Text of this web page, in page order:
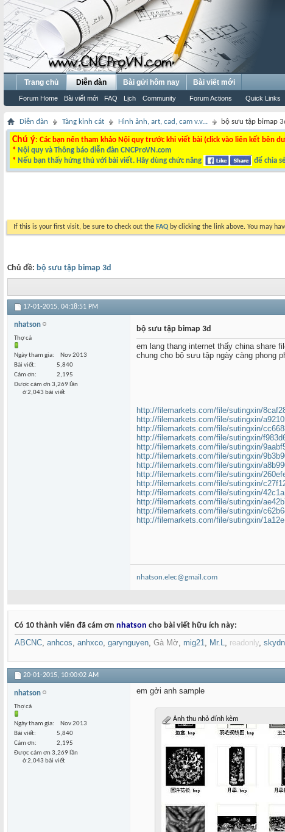
Trang chủ Diễn đàn
Forum Home Bài viết mới FAQ Lịch Community Forum Actions Quick Links
Bài gửi hôm nay Bài viết mới
Diễn đàn Tàng kinh cát Hình ảnh, art, cad, cam v.v... bộ sưu tập bimap
Chú ý: Các bạn nên tham khảo Nội quy trước khi viết bài (click vào liên kết bên
* Nội quy và Thông báo diễn đàn CNCProVN.com
* Nếu bạn thấy hứng thú với bài viết. Hãy dùng chức năng để chia
If this is your first visit, be sure to check out the FAQ by clicking the link above. You may
Chủ đề: bộ sưu tập bimap 3d
17-01-2015, 04:18:51 PM
nhatson
Thợ cả
Ngày tham gia
Nov 2013
Bài viết
5,840
Cám ơn
2,195
Được cám ơn 3,269 lần
ở 2,043 bài viết
bộ sưu tập bimap 3d
em lang thang internet thấy china share
chung cho bộ sưu tập ngày càng phong
http://filemarkets.com/file/sutingxin/
http://filemarkets.com/file/sutingxin/
http://filemarkets.com/file/sutingxin/
http://filemarkets.com/file/sutingxin/
http://filemarkets.com/file/sutingxin/
http://filemarkets.com/file/sutingxin/
http://filemarkets.com/file/sutingxin/
http://filemarkets.com/file/sutingxin/
http://filemarkets.com/file/sutingxin/
http://filemarkets.com/file/sutingxin/
http://filemarkets.com/file/sutingxin/
http://filemarkets.com/file/sutingxin/
http://filemarkets.com/file/sutingxin/
nhatson.elec@gmail.com
Có 10 thành viên đã cám ơn nhatson cho bài viết hữu ích này:
ABCNC, anhcos, anhxco, garynguyen, Gà Mờ, mig21, Mr.L, readonly, skydn
20-01-2015, 10:00:02 AM
nhatson
Thợ cả
Ngày tham gia
Nov 2013
Bài viết
5,840
Cám ơn
2,195
Được cám ơn 3,269 lần
ở 2,043 bài viết
em gởi anh sample
Ảnh thu nhỏ đính kèm